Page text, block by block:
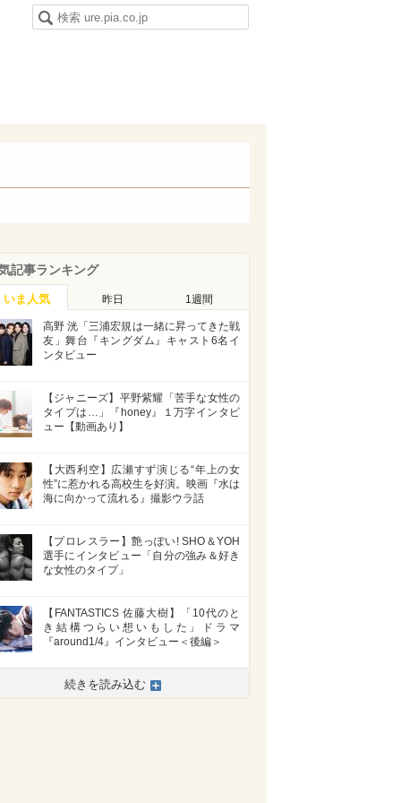
記事ランキング
いま人気 昨日 1週間
高野 洸「三浦宏規は一緒に昇ってきた戦
友」舞台『キングダム』キャスト6名イ
ンタビュー
【ジャニーズ】平野紫耀「苦手な女性の
タイプは…」『honey』１万字インタビ
ュー【動画あり】
【大西利空】広瀬すず演じる“年上の女
性”に惹かれる高校生を好演。映画『水は
海に向かって流れる』撮影ウラ話
【プロレスラー】艶っぽい! SHO＆YOH
選手にインタビュー「自分の強み＆好き
な女性のタイプ」
【FANTASTICS 佐藤大樹】「10代のと
き結構つらい想いもした」ドラマ
『around1/4』インタビュー＜後編＞
続きを読み込む